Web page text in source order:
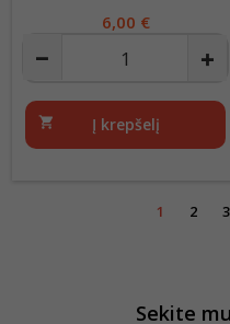
Kaina
6,00 €
shopping_cart Į krepšelį
1 2 3
Sekite